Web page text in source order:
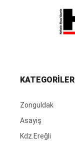
KATEGORİLER
Zonguldak
Asayiş
Kdz.Ereğli